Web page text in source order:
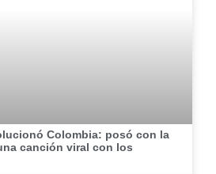
Colombia: posó con la
canción viral con los